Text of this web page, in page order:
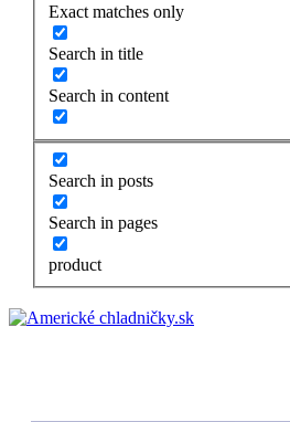
Exact matches only
Search in title
Search in content
Search in posts
Search in pages
product